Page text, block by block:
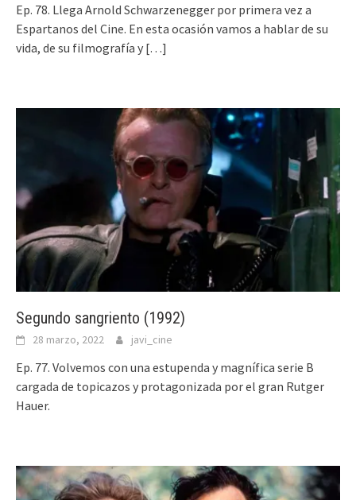
Ep. 78. Llega Arnold Schwarzenegger por primera vez a
Espartanos del Cine. En esta ocasión vamos a hablar de su
vida, de su filmografía y […]
Segundo sangriento (1992)
28 marzo, 2022 javi_cine
Ep. 77. Volvemos con una estupenda y magnífica serie B
cargada de topicazos y protagonizada por el gran Rutger
Hauer.